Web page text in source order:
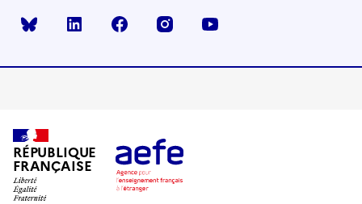
Bluesky linkedin facebook instagram
RÉPUBLIQUE
FRANÇAISE